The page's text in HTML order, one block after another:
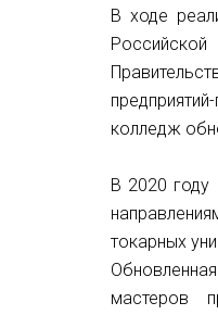
В ходе
колледж
В 2020 году
токарных
мастеров